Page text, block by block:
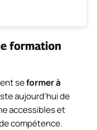
formation
seformer à
aujourd’hui de
accessibles et
compétence.